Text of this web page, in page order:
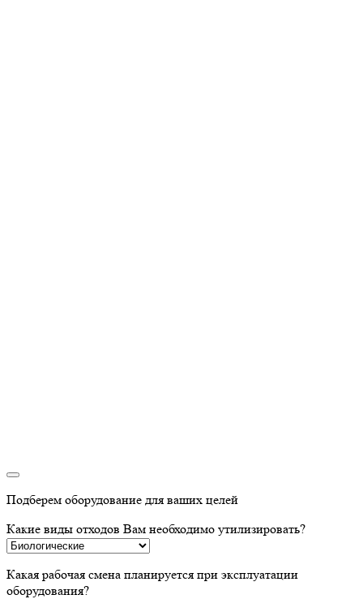
Подберем оборудование для ваших целей
Какие виды отходов Вам необходимо утилизировать?
Какая рабочая смена планируется при эксплуатации
оборудования?